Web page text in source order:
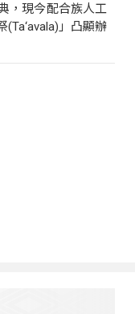
，現今配合族人工
」凸顯辦